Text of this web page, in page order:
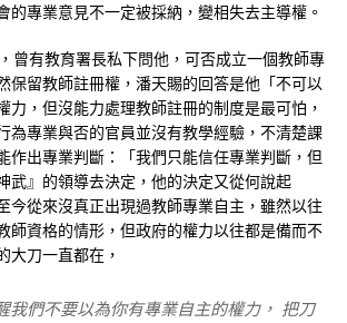
的專業意見不一定被採納，變相失去主導權。
曾有教育署長私下問他，可否成立一個教師專
保留教師註冊權，潘天賜的回答是他「不可以
力，但沒能力處理教師註冊的制度是最可怕，
為專業與否的官員並沒有教學經驗，不清楚課
作出專業判斷：「我們只能信任專業判斷，但
武』的領導去決定，他的決定又從何說起
今從來沒真正出現過教師專業自主，雖然以往
師資格的情形，但政府的權力以往都是備而不
大刀一直都在，
我們不要以為你有專業自主的權力， 把刀